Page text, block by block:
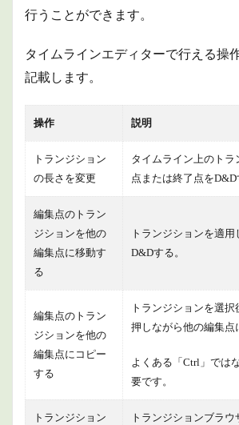
行うことができます。
タイムラインエディターで行える操
記載します。
操作 説明
トランジション
の長さを変更
タイムライン上のト
点または終了点をD&D
編集点のトラン
ジションを他の
編集点に移動す
る
トランジションを適
D&Dする。
編集点のトラン
ジションを他の
編集点にコピー
する
トランジションを選
押しながら他の編集点
よくある「Ctrl」では
要です。
トランジション
トランジションブラ